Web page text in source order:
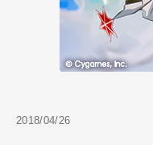
2018/04/26